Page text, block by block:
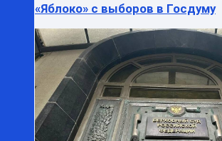
«Яблоко» с выборов в Госдуму